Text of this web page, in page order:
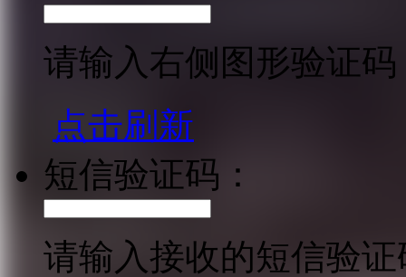
请输入右侧图形验证码
点击刷新
短信验证码：
请输入接收的短信验证